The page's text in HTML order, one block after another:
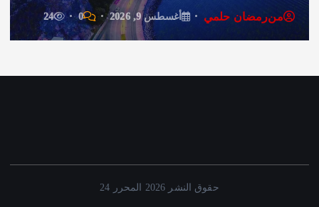
رمضان حلمي أغسطس 9, 2026 0
24 من
حقوق النشر 2026 المحرر 24